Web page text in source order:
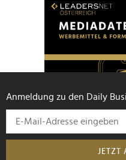
Anmeldung zu den Daily
JETZT